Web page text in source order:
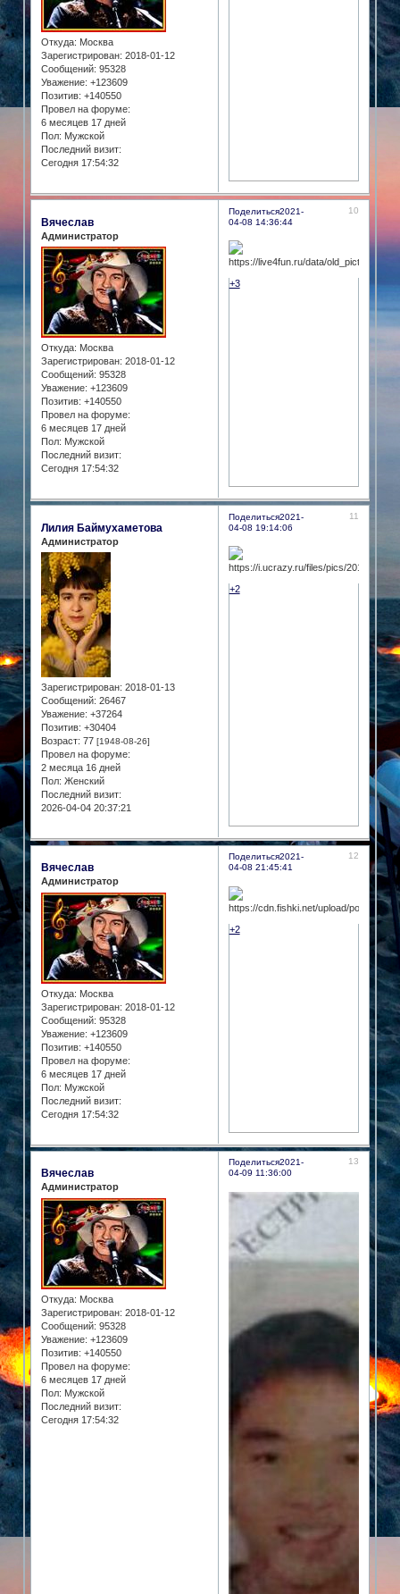
Откуда: Москва
Зарегистрирован: 2018-01-12
Сообщений: 95328
Уважение: +123609
Позитив: +140550
Провел на форуме:
6 месяцев 17 дней
Пол: Мужской
Последний визит:
Сегодня 17:54:32
Поделиться 10
2021-
04-08 14:36:44
Вячеслав
Администратор
Откуда: Москва
Зарегистрирован: 2018-01-12
Сообщений: 95328
Уважение: +123609
Позитив: +140550
Провел на форуме:
6 месяцев 17 дней
Пол: Мужской
Последний визит:
Сегодня 17:54:32
+3
Поделиться 11
2021-
04-08 19:14:06
Лилия Баймухаметова
Администратор
Зарегистрирован: 2018-01-13
Сообщений: 26467
Уважение: +37264
Позитив: +30404
Возраст: 77 [1948-08-26]
Провел на форуме:
2 месяца 16 дней
Пол: Женский
Последний визит:
2026-04-04 20:37:21
+2
Поделиться 12
2021-
04-08 21:45:41
Вячеслав
Администратор
Откуда: Москва
Зарегистрирован: 2018-01-12
Сообщений: 95328
Уважение: +123609
Позитив: +140550
Провел на форуме:
6 месяцев 17 дней
Пол: Мужской
Последний визит:
Сегодня 17:54:32
+2
Поделиться 13
2021-
04-09 11:36:00
Вячеслав
Администратор
Откуда: Москва
Зарегистрирован: 2018-01-12
Сообщений: 95328
Уважение: +123609
Позитив: +140550
Провел на форуме:
6 месяцев 17 дней
Пол: Мужской
Последний визит:
Сегодня 17:54:32